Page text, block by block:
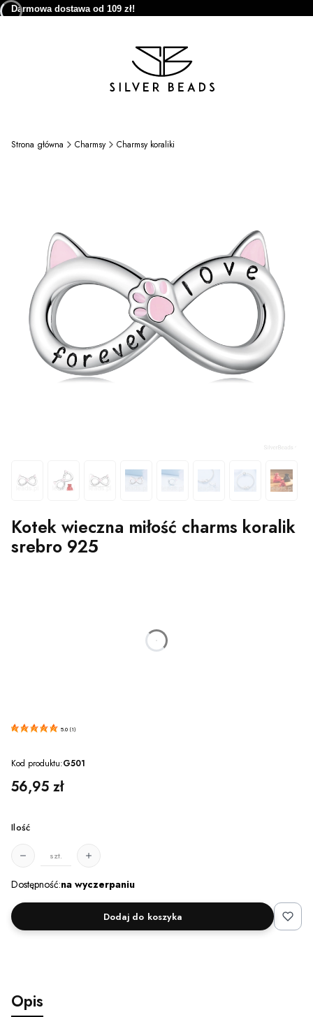
Darmowa dostawa od 109 zł!
Strona główna Charmsy Charmsy koraliki
Kotek wieczna miłość charms koralik
srebro 925
godzin
5.0 (1 )
Kod produktu:G501
Cena
56,95 zł
Ilość
szt.
Dostępność:na wyczerpaniu
Dodaj do koszyka
Opis